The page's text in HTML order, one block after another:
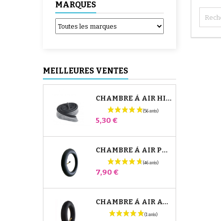
MARQUES
MEILLEURES VENTES
CHAMBRE À AIR HIGH TREK BÉBÉ CONFORT
Prix
5,30 €
CHAMBRE À AIR POUSSETTE JANÉ SLALOM PRO ET POWERTWIN
Prix
7,90 €
CHAMBRE À AIR AVANT POUSSETTE BUGABOO DONKEY